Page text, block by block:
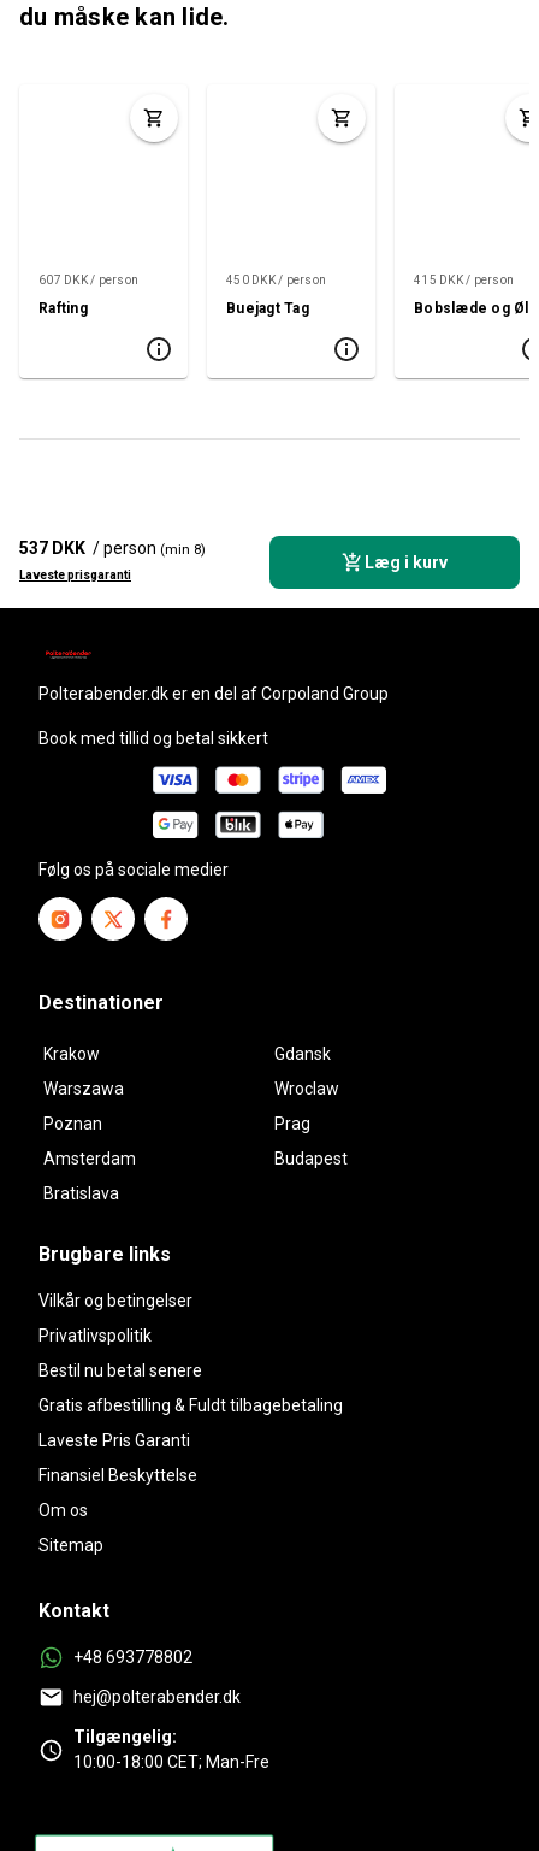
du måske kan lide.
607 DKK / person
Rafting
450 DKK / person
Buejagt Tag
415 DKK / person
Bobslæde og Øl
537 DKK / person (min 8)
Laveste prisgaranti
Læg i kurv
polterabender.dker en del af Corpoland Group
Book med tillid og betal sikkert
Følg os på sociale medier
Destinationer
Krakow
Gdansk
Warszawa
Wroclaw
Poznan
Prag
Amsterdam
Budapest
Bratislava
Brugbare links
Vilkår og betingelser
Privatlivspolitik
Bestil nu betal senere
Gratis afbestilling & Fuldt tilbagebetaling
Laveste Pris Garanti
Finansiel Beskyttelse
Om os
Sitemap
Kontakt
+48 693778802
hej@polterabender.dk
Tilgængelig:
10:00-18:00 CET; Man-Fre